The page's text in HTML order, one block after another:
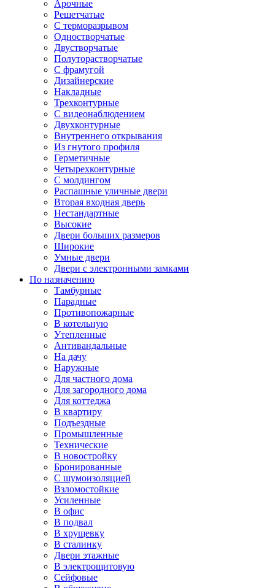
Арочные
Решетчатые
С терморазрывом
Одностворчатые
Двустворчатые
Полуторастворчатые
С фрамугой
Дизайнерские
Накладные
Трехконтурные
С видеонаблюдением
Двухконтурные
Внутреннего открывания
Из гнутого профиля
Герметичные
Четырехконтурные
С молдингом
Распашные уличные двери
Вторая входная дверь
Нестандартные
Высокие
Двери больших размеров
Широкие
Умные двери
Двери с электронными замками
По назначению
Тамбурные
Парадные
Противопожарные
В котельную
Утепленные
Антивандальные
На дачу
Наружные
Для частного дома
Для загородного дома
Для коттеджа
В квартиру
Подъездные
Промышленные
Технические
В новостройку
Бронированные
С шумоизоляцией
Взломостойкие
Усиленные
В офис
В подвал
В хрущевку
В сталинку
Двери этажные
В электрощитовую
Сейфовые